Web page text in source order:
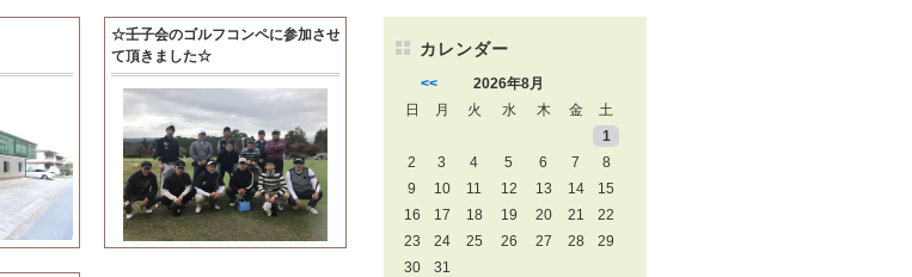
☆壬子会のゴルフコンペに参加させ
て頂きました☆
カレンダー
<<
2026年8月
日
月 火 水 木 金
土
1
2
3 4 5 6 7
8
9
10 11 12 13 14
15
16
17 18 19 20 21
22
23
24 25 26 27 28
29
30
31